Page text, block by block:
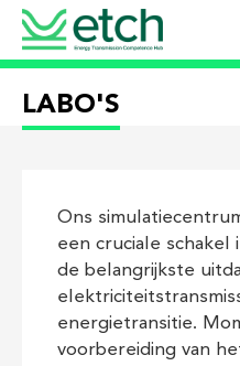
LABO'S
Ons
een cruciale schakel
de belangrijkste
energietransitie.
voorbereiding van